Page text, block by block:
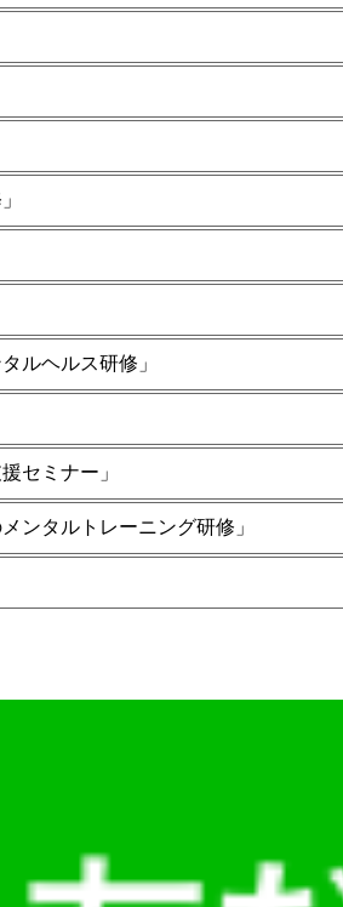
ルヘルス研修」
セミナー」
ンタルトレーニング研修」